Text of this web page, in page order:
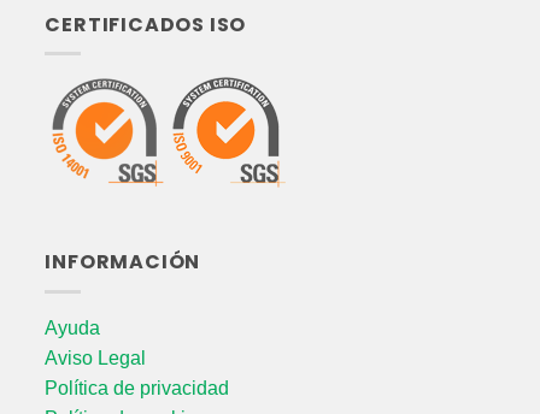
CERTIFICADOS ISO
INFORMACIÓN
Ayuda
Aviso Legal
Política de privacidad